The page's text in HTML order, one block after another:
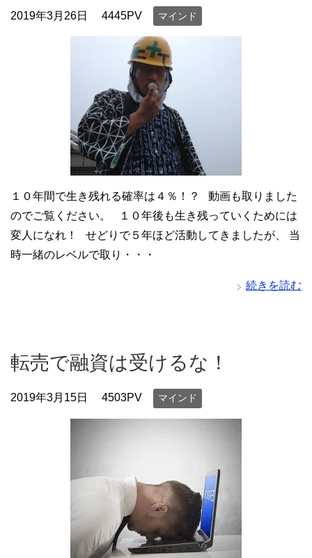
2019年3月26日 4445PV マインド
１０年間で生き残れる確率は４％！？ 動画も取りました
のでご覧ください。 １０年後も生き残っていくためには
変人になれ！ せどりで５年ほど活動してきましたが、 当
時一緒のレベルで取り・・・
続きを読む
転売で融資は受けるな！
2019年3月15日 4503PV マインド